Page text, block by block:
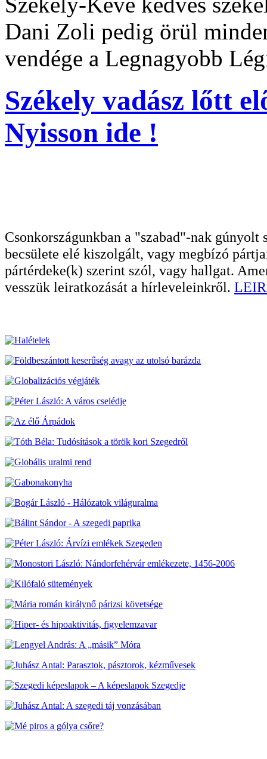
Dani Zoli pedig örül
vendége a Legnagyobb
Székely vadász lőtt
Nyisson ide !
Csonkországunkban a "szabad"-nak
becsülete elé kiszolgált, vagy megbízó
pártérdeke(k) szerint szól, vagy hallgat.
vesszük leiratkozását a hírleveleinkről.